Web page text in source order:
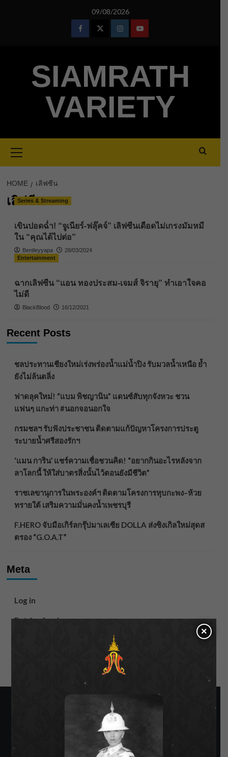
09/08/2026
FacebookTwitterInstagramYoutube
SIAMRATH
VARIETY
Menu
HOME เลิฟซีน
เลิฟซีน
Series & Streaming
เขินปอดฉ่ำ! “จูเนียร์-ฟลุ๊คจ์” เลิฟซีนเดือดไม่เกรงมัมหมี
ใน “คุณได้ไปต่อ”
Bentleyyapa
28/03/2024
Entertainment
ฉากเลิฟซีน “แอน ทองประสม-เจมส์ จิรายุ” ทำเอาใจคอ
ไม่ดี
BlackBlood 16/12/2021
Recent Posts
ชลประทานเชียงใหม่เร่งพร่องน้ำแม่น้ำปิง รับมวลน้ำเหนือ ย้ำ
ยังไม่ล้นตลิ่ง
ฟาดลุคใหม่! “แบม พิชญานิน” แดนซ์สับทุกจังหวะ ชวน
แฟนๆ แกะท่า #นอกจอนอกใจ
กรมชลฯ รับฟังประชาชน ติดตามแก้ปัญหาโครงการประตู
ระบายน้ำศรีสองรักฯ
‘แมน การิน’ แชร์ความเชื่อชวนคิด! “อยากกินอะไรหลังจาก
ลาโลกนี้ ให้ใส่บาตรสิ่งนั้นไว้ตอนยังมีชีวิต”
ราชเลขานุการในพระองค์ฯ ติดตามโครงการหุบกะพง–ห้วย
ทรายใต้ เสริมความมั่นคงน้ำเพชรบุรี
F.HERO จับมือเกิร์ลกรุ๊ปมาเลเซีย DOLLA ส่งซิงเกิลใหม่สุดส
ตรอง “G.O.A.T”
Meta
Log in
Entries feed
×